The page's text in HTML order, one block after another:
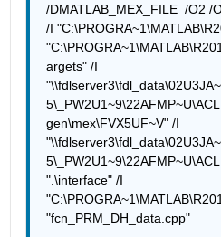
/DMATLAB_MEX_FILE  /O2 /
/I
argets" /I
gen\mex\FVX5UF~V" /I
".\interface" /I
"fcn_PRM_DH_data.cpp"